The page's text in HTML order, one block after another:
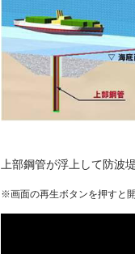
上部鋼管が浮上して防波
※画面の再生ボタンを押すと開